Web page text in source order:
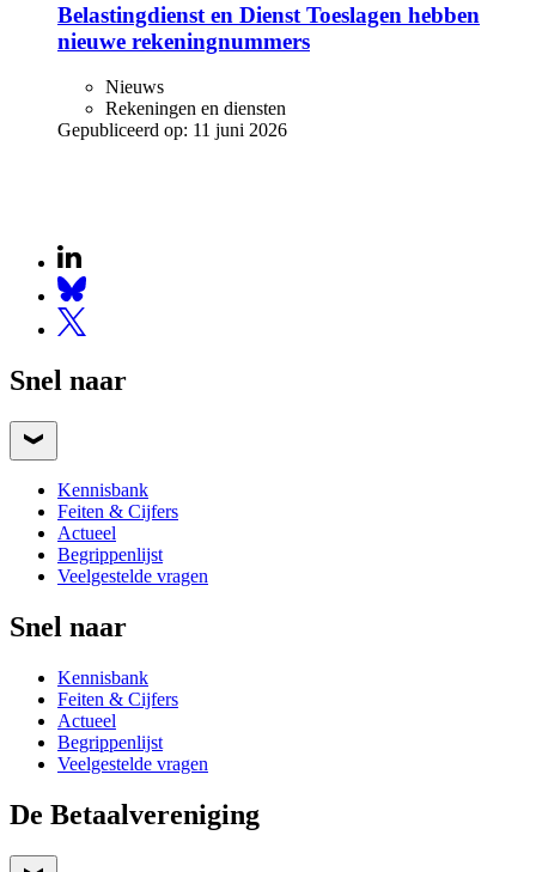
Belastingdienst en Dienst Toeslagen hebben
nieuwe rekeningnummers
Nieuws
Rekeningen en diensten
Gepubliceerd op: 11 juni 2026
Snel naar
Kennisbank
Feiten & Cijfers
Actueel
Begrippenlijst
Veelgestelde vragen
Snel naar
Kennisbank
Feiten & Cijfers
Actueel
Begrippenlijst
Veelgestelde vragen
De Betaalvereniging